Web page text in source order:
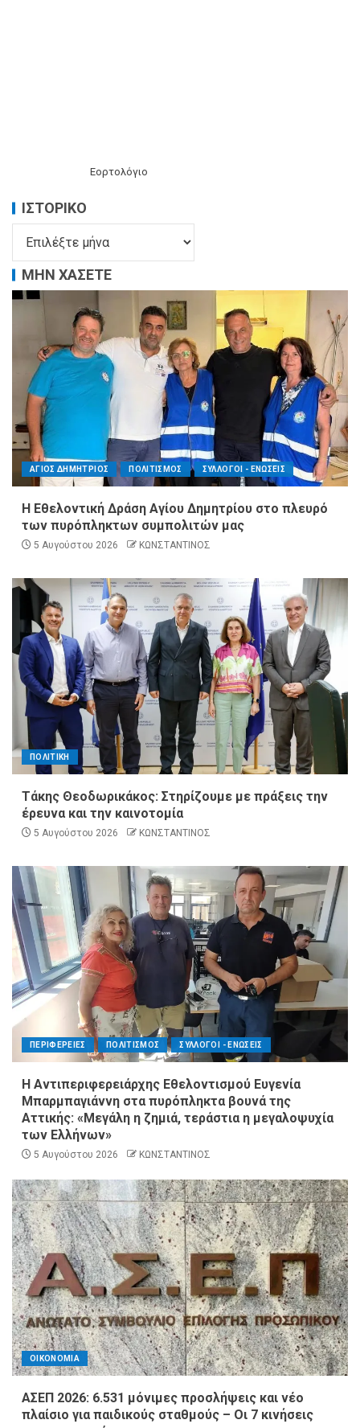
Εορτολόγιο
ΙΣΤΟΡΙΚΌ
ΜΗΝ ΧΑΣΕΤΕ
ΑΓΙΟΣ ΔΗΜΗΤΡΙΟΣ ΠΟΛΙΤΙΣΜΟΣ ΣΥΛΛΟΓΟΙ - ΕΝΩΣΕΙΣ
Η Εθελοντική Δράση Αγίου Δημητρίου στο πλευρό
των πυρόπληκτων συμπολιτών μας
5 Αυγούστου 2026 ΚΩΝΣΤΑΝΤΙΝΟΣ
ΠΟΛΙΤΙΚΗ
Τάκης Θεοδωρικάκος: Στηρίζουμε με πράξεις την
έρευνα και την καινοτομία
5 Αυγούστου 2026 ΚΩΝΣΤΑΝΤΙΝΟΣ
ΠΕΡΙΦΕΡΕΙΕΣ ΠΟΛΙΤΙΣΜΟΣ ΣΥΛΛΟΓΟΙ - ΕΝΩΣΕΙΣ
Η Αντιπεριφερειάρχης Εθελοντισμού Ευγενία
Μπαρμπαγιάννη στα πυρόπληκτα βουνά της
Αττικής: «Μεγάλη η ζημιά, τεράστια η μεγαλοψυχία
των Ελλήνων»
5 Αυγούστου 2026 ΚΩΝΣΤΑΝΤΙΝΟΣ
ΟΙΚΟΝΟΜΙΑ
ΑΣΕΠ 2026: 6.531 μόνιμες προσλήψεις και νέο
πλαίσιο για παιδικούς σταθμούς – Οι 7 κινήσεις